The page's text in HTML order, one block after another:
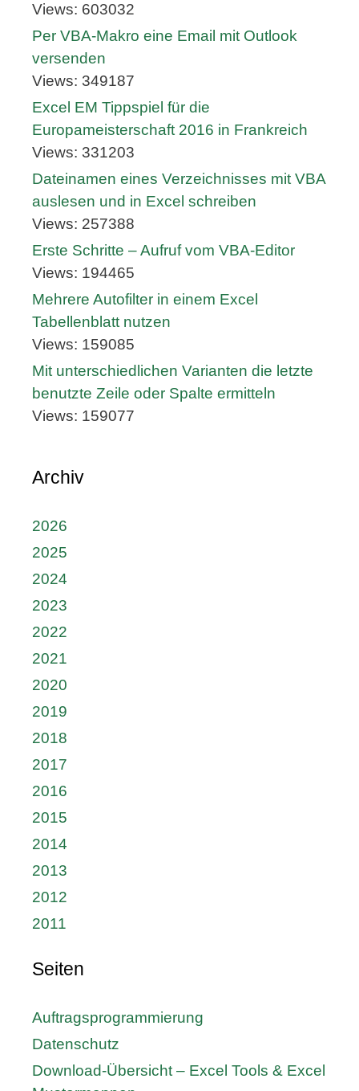
Views: 603032
Per VBA-Makro eine Email mit Outlook
versenden
Views: 349187
Excel EM Tippspiel für die
Europameisterschaft 2016 in Frankreich
Views: 331203
Dateinamen eines Verzeichnisses mit VBA
auslesen und in Excel schreiben
Views: 257388
Erste Schritte – Aufruf vom VBA-Editor
Views: 194465
Mehrere Autofilter in einem Excel
Tabellenblatt nutzen
Views: 159085
Mit unterschiedlichen Varianten die letzte
benutzte Zeile oder Spalte ermitteln
Views: 159077
Archiv
2026
2025
2024
2023
2022
2021
2020
2019
2018
2017
2016
2015
2014
2013
2012
2011
Seiten
Auftragsprogrammierung
Datenschutz
Download-Übersicht – Excel Tools & Excel